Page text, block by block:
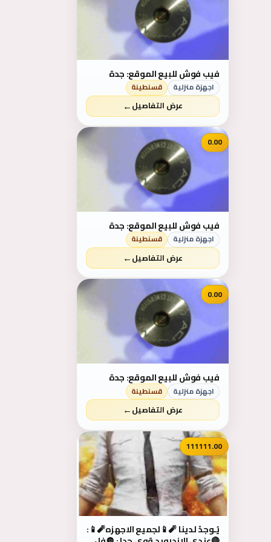
فيب فوش للبيع الموقع: جدة
اجهزة منزلية قسنطينة
عرض التفاصيل←
0.00
فيب فوش للبيع الموقع: جدة
اجهزة منزلية قسنطينة
عرض التفاصيل←
0.00
فيب فوش للبيع الموقع: جدة
اجهزة منزلية قسنطينة
عرض التفاصيل←
111111.00
يُـوجدْ لدينا 🧨📱لجميع الاجهزه🧨📱: